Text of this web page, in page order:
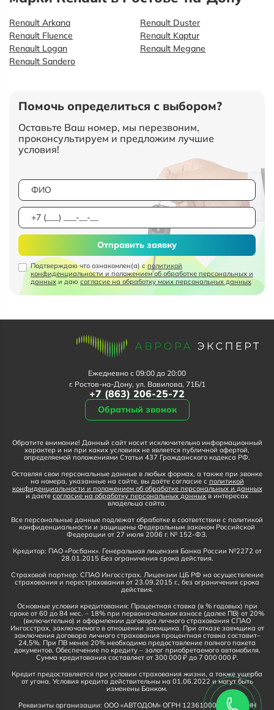
Renault Arkana
Renault Duster
Renault Fluence
Renault Kaptur
Renault Logan
Renault Megane
Renault Sandero
Помочь определиться с выбором?
Оставьте Ваш номер, мы перезвоним,
проконсультируем и предложим лучшие
условия!
Подтверждаю что ознакомлен(а) сполитикой
конфиденциальности и положением об обработке персональных и
данных и даю согласие на обработку моих персональных данных
Отправить заявку
Ежедневно с 09:00 до 20:00
г. Ростов-на-Дону, ул. Вавилова, 71Б/1
+7 (863) 206-25-72
Обратный звонок
Обратите внимание! Данный сайт носит исключительно информационный
характер и ни при каких условиях не является публичной офертой,
определяемой положениями Статьи 437 Гражданского кодекса РФ.
Оставляя свои персональные данные в любых формах, а также при звонке
на номера, указанные на сайте, вы даёте согласие с политикой
конфиденциальности и положением об обработке персональных и данных
и даете согласие на обработку персональных данных в интересах
владельца сайта.
Все персональные данные подлежат обработке в соответствии с политикой
конфиденциальности и защищены Федеральным законом Российской
Федерации от 27 июля 2006 г. № 152-ФЗ.
Кредитор: ПАО «Росбанк». Генеральная лицензия Банка России №2272 от
28.01.2015 Без ограничения срока действия.
Страховой партнер: СПАО Ингосстрах. Лицензии ЦБ РФ на осуществление
страхования и перестрахования от 23.09.2015 г., без ограничения срока
действия.
Основные условия кредитования: Процентная ставка (в % годовых) при
сроке от 60 до 84 мес. – 18% при первоначальном взносе (далее ПВ) от 20%
(включительно) и оформлении договора личного страхования СПАО
Ингосстрах, заключаемого в отношении заемщика. При отказе заемщика от
заключения договора личного страхования процентная ставка составит–
24,5%. При ПВ менее 20% необходимо предоставление полного пакета
документов. Обеспечение по кредиту – залог приобретаемого автомобиля.
Сумма кредитования составляет от 300 000 ₽ до 7 000 000 ₽.
Кредит предоставляется при условии страхования жизни, а также ущерба
от угона. Условия кредита действительны на 01.06.2022 и могут быть
изменены Банком.
Реквизиты организации: ООО «АВТОДОМ» ОГРН 1236100016910, ИНН